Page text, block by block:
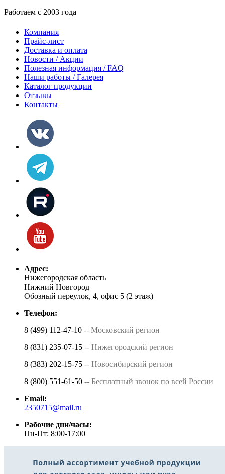
Работаем с 2003 года
Компания
Прайс-лист
Доставка и оплата
Новости / Акции
Полезная информация / FAQ
Наши работы / Галерея
Каталог продукции
Отзывы
Контакты
Адрес:
Нижегородская область
Нижний Новгород
Обозный переулок, 4, офис 5 (2 этаж)
Телефон:
8 (499) 112-47-10 -- Московский регион
8 (831) 235-07-15 -- Нижегородский регион
8 (383) 202-15-75 -- Новосибирский регион
8 (800) 551-61-50 -- Бесплатный звонок по всей России
Email:
2350715@mail.ru
Рабочие дни/часы:
Пн-Пт: 8:00-17:00